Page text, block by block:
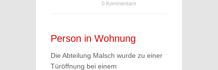
0 Kommentare
Person in Wohnung
Die Abteilung Malsch wurde zu einer
Türöffnung bei einem